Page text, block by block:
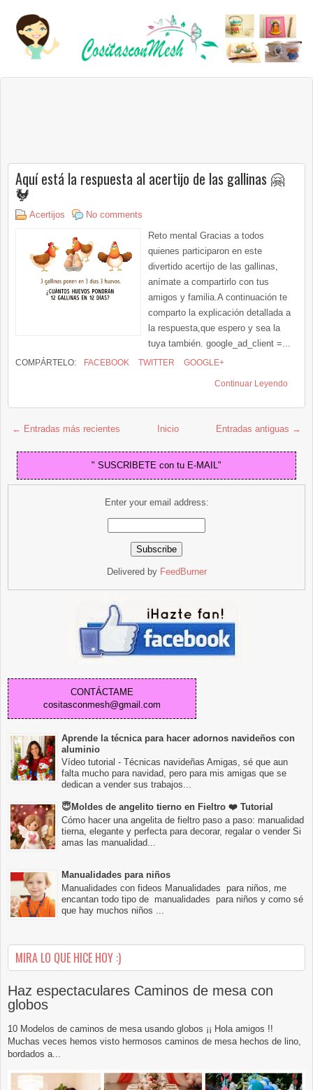
Aquí está la respuesta al acertijo de las gallinas 🤗
🐓
Acertijos
No comments
Reto mental Gracias a todos
quienes participaron en este
divertido acertijo de las gallinas,
anímate a compartirlo con tus
amigos y familia.A continuación te
comparto la explicación detallada a
la respuesta,que espero y sea la
tuya también. google_ad_client =...
COMPÁRTELO: FACEBOOK TWITTER GOOGLE+
Continuar Leyendo
← Entradas más recientes Entradas antiguas →
Inicio
" SUSCRIBETE con tu E-MAIL"
Enter your email address:
Delivered by FeedBurner
CONTÁCTAME
cositasconmesh@gmail.com
Aprende la técnica para hacer adornos navideños con
aluminio
Vídeo tutorial - Técnicas navideñas Amigas, sé que aun
falta mucho para navidad, pero para mis amigas que se
dedican a vender sus trabajos...
😇Moldes de angelito tierno en Fieltro ❤️ Tutorial
Cómo hacer una angelita de fieltro paso a paso: manualidad
tierna, elegante y perfecta para decorar, regalar o vender Si
amas las manualidad...
Manualidades para niños
Manualidades con fideos Manualidades para niños, me
encantan todo tipo de manualidades para niños y como sé
que hay muchos niños ...
MIRA LO QUE HICE HOY :)
Haz espectaculares Caminos de mesa con
globos
10 Modelos de caminos de mesa usando globos ¡¡ Hola amigos !!
Muchas veces hemos visto hermosos caminos de mesa hechos de lino,
bordados a...